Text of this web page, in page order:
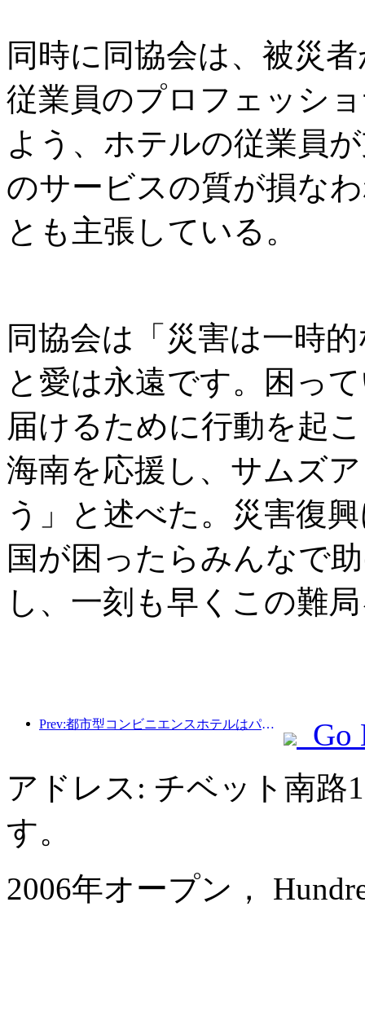
同時に同協会は、被災
従業員のプロフェッシ
よう、ホテルの従業員
のサービスの質が損な
とも主張している。
同協会は「災害は一時
と愛は永遠です。困っ
届けるために行動を起
海南を応援し、サムズ
う」と述べた。災害復
国が困ったらみんなで
し、一刻も早くこの難
Prev:都市型コンビニエンスホテルはパフォーマンスベンチマークを作成し、業界の発展を促進します
Go
アドレス: チベット南路
す。
2006年オープン，